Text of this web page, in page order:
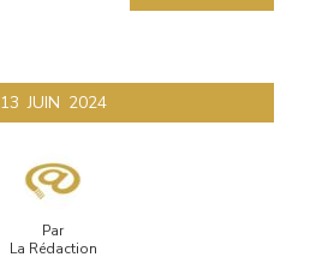
13 JUIN 2024
Par
La Rédaction